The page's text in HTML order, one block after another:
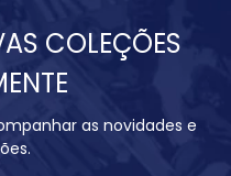
COLEÇÕES
as novidades e